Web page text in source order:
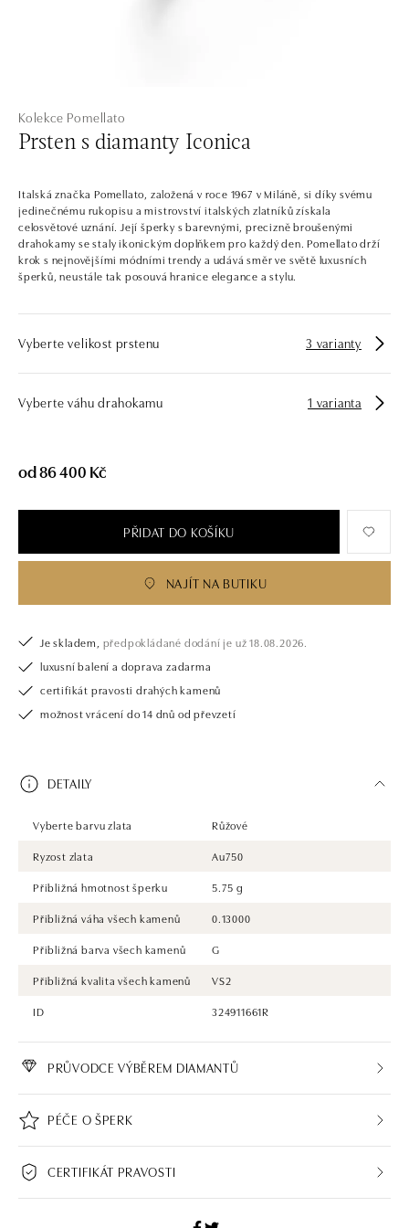
Kolekce Pomellato
Prsten s diamanty Iconica
Italská značka Pomellato, založená v roce 1967 v Miláně, si díky svému
jedinečnému rukopisu a mistrovství italských zlatníků získala
celosvětové uznání. Její šperky s barevnými, precizně broušenými
drahokamy se staly ikonickým doplňkem pro každý den. Pomellato drží
krok s nejnovějšími módními trendy a udává směr ve světě luxusních
šperků, neustále tak posouvá hranice elegance a stylu.
Vyberte velikost prstenu 3 varianty
Vyberte váhu drahokamu 1 varianta
od 86 400 Kč
PŘIDAT DO KOŠÍKU
NAJÍT NA BUTIKU
Je skladem, předpokládané dodání je už 18.08.2026.
luxusní balení a doprava zadarma
certifikát pravosti drahých kamenů
možnost vrácení do 14 dnů od převzetí
DETAILY
Vyberte barvu zlata
Růžové
Ryzost zlata
Au750
Přibližná hmotnost šperku
5.75 g
Přibližná váha všech kamenů
0.13000
Přibližná barva všech kamenů
G
Přibližná kvalita všech kamenů
VS2
ID
324911661R
PRŮVODCE VÝBĚREM DIAMANTŮ
PÉČE O ŠPERK
CERTIFIKÁT PRAVOSTI